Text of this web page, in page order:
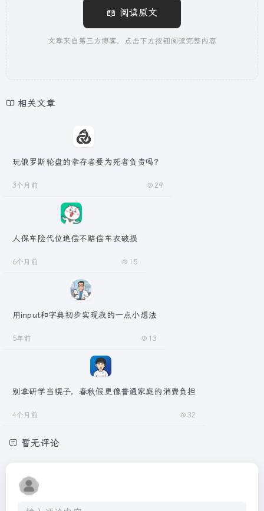
📖 阅读原文
文章来自第三方博客，点击下方按钮阅读完整内容
相关文章
玩俄罗斯轮盘的幸存者要为死者负责吗？
3个月前 29
人保车险代位追偿不赔偿车衣破损
6个月前 15
用input和字典初步实现我的一点小想法
5年前 13
别拿研学当幌子，春秋假更像普通家庭的消费负担
4个月前 32
暂无评论